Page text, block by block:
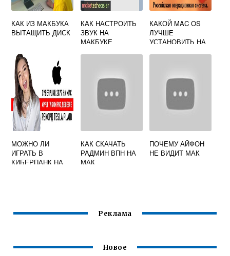
КАК ИЗ МАКБУКА
ВЫТАЩИТЬ ДИСК
КАК НАСТРОИТЬ
ЗВУК НА
МАКБУКЕ
КАКОЙ MAC OS
ЛУЧШЕ
УСТАНОВИТЬ НА
МОЖНО ЛИ
ИГРАТЬ В
КИБЕРПАНК НА
КАК СКАЧАТЬ
РАДМИН ВПН НА
МАК
ПОЧЕМУ АЙФОН
НЕ ВИДИТ МАК
Реклама
Новое